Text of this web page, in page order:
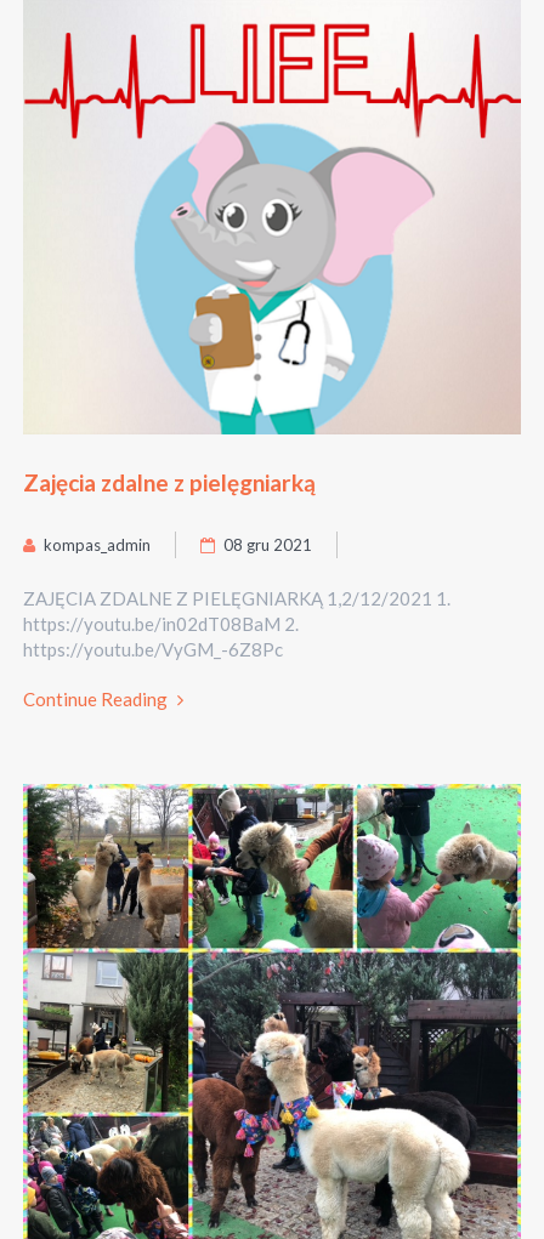
Zajęcia zdalne z pielęgniarką
kompas_admin 08 gru 2021
ZAJĘCIA ZDALNE Z PIELĘGNIARKĄ 1,2/12/2021 1.
https://youtu.be/in02dT08BaM 2.
https://youtu.be/VyGM_-6Z8Pc
Continue Reading